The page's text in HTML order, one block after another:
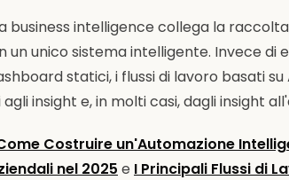
business intelligence collega la
un unico sistema intelligente. Invece
statici, i flussi di lavoro basati
insight e, in molti casi, dagli insight
Costruire un'Automazione
nel 2025 e I Principali Flussi di